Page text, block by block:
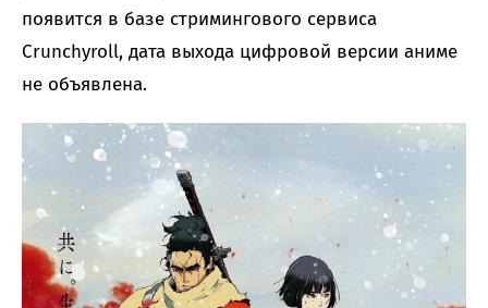
появится в базе стримингового сервиса
Crunchyroll, дата выхода цифровой версии аниме
не объявлена.